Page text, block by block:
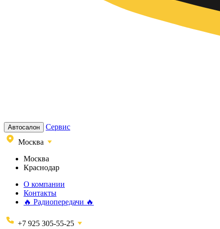
Автосалон
Сервис
Москва
Москва
Краснодар
О компании
Контакты
🔥 Радиопередачи 🔥
+7 925 305-55-25